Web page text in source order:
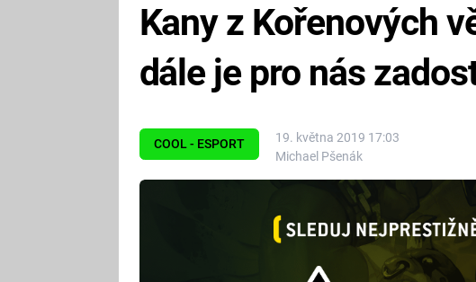
COOL - ESPORT
19. května 2019 17:03
Michael Pšenák
Kany z Kořenových
dále je pro nás